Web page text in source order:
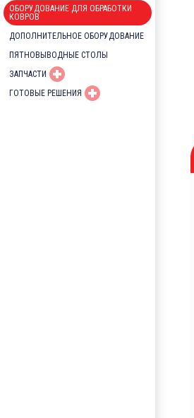
ОБОРУДОВАНИЕ ДЛЯ ОБРАБОТКИ
КОВРОВ
ДОПОЛНИТЕЛЬНОЕ ОБОРУДОВАНИЕ
ПЯТНОВЫВОДНЫЕ СТОЛЫ
ЗАПЧАСТИ
ГОТОВЫЕ РЕШЕНИЯ